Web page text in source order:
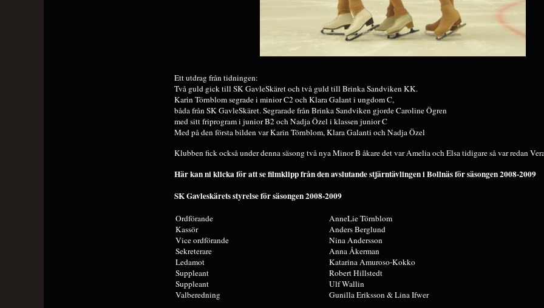
Ett utdrag från tidningen:
Två guld gick till SK GavleSkäret och två guld till Brinka Sandviken KK.
Karin Törnblom segrade i minior C2 och Klara Galant i ungdom C,
båda från SK GavleSkäret. Segrarade från Brinka Sandviken gjorde Caroline Ögren
med sitt friprogram i junior B2 och Nadja Özel i klassen junior C
Med på den första bilden var Karin Törnblom, Klara Galanti och Nadja Özel
Klubben fick också under denna säsong två nya Minor B åkare det var Amelia och Elsa tidigare så var redan
Här kan ni klicka för att se filmklipp från den avslutande stjärntävlingen i Bollnäs för säsongen 2008-2009
SK Gavleskärets styrelse för säsongen 2008-2009
Ordförande
Kassör
Vice ordförande
Sekreterare
Ledamot
Suppleant
Suppleant
Valberedning
AnneLie Törnblom
Anders Berglund
Nina Andersson
Anna Åkerman
Katarina Amuroso-Kokko
Robert Hillstedt
Ulf Wallin
Gunilla Eriksson & Lina Ifwer